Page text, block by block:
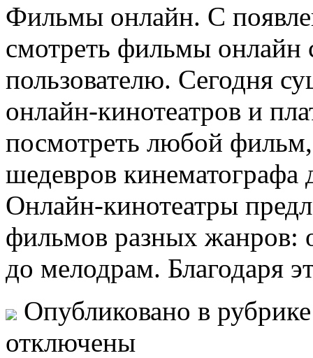
Фильмы oнлaйн. С
смотреть фильмы онлайн
пользователю. Сегодня
онлайн-кинотеатров и
посмотреть любой фильм,
шедевров
Онлайн-кинотеатры
фильмов разных жанров:
до мелодрам. Благодаря
Опубликовано в
отключены